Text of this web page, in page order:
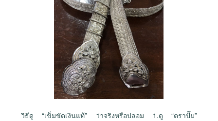
วิธีดู “เข็มขัดเงินแท้” ว่าจริงหรือปลอม 1.ดู “ตราปั๊ม”